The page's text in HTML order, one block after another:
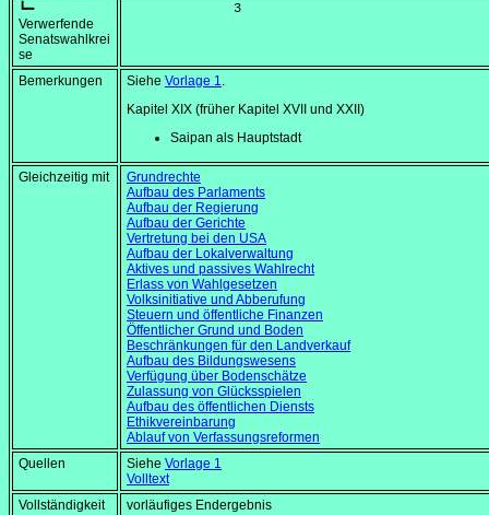
┗━
Verwerfende
Senatswahlkrei
se
              3
Bemerkungen Siehe Vorlage 1.
Kapitel XIX (früher Kapitel XVII und XXII)
Saipan als Hauptstadt
Gleichzeitig mit
Grundrechte
Aufbau des Parlaments
Aufbau der Regierung
Aufbau der Gerichte
Vertretung bei den USA
Aufbau der Lokalverwaltung
Aktives und passives Wahlrecht
Erlass von Wahlgesetzen
Volksinitiative und Abberufung
Steuern und öffentliche Finanzen
Öffentlicher Grund und Boden
Beschränkungen für den Landverkauf
Aufbau des Bildungswesens
Verfügung über Bodenschätze
Zulassung von Glücksspielen
Aufbau des öffentlichen Diensts
Ethikvereinbarung
Ablauf von Verfassungsreformen
Quellen
Siehe Vorlage 1
Volltext
Vollständigkeit
vorläufiges Endergebnis